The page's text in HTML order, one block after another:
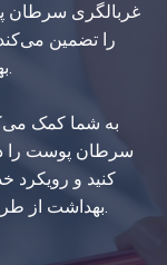
غربالگری سرطان
را تضمین
بهداشتی شما ارائه می‌دهد.
سرطان پوست را
بهداشت از طریق بیمارستان‌های وابسته سامانداد کند.